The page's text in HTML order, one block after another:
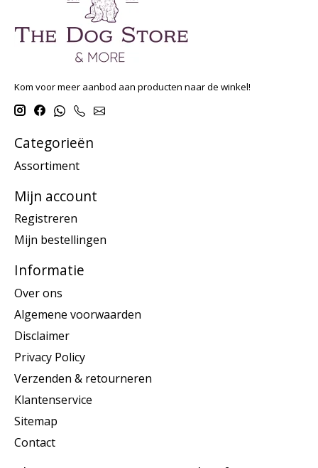
Kom voor meer aanbod aan producten naar de winkel!
Categorieën
Assortiment
Mijn account
Registreren
Mijn bestellingen
Informatie
Over ons
Algemene voorwaarden
Disclaimer
Privacy Policy
Verzenden & retourneren
Klantenservice
Sitemap
Contact